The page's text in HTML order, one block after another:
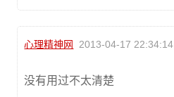
心理精神网 2013-04-17 22:34:14
没有用过不太清楚